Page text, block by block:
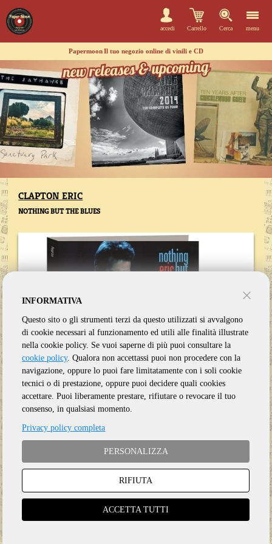
accedi Carrello Cerca menu
PapermoonIl tuo negozio online di vinili e CD
CLAPTON ERIC
NOTHING BUT THE BLUES
Genere:Blues
INFORMATIVA
Questo sito o gli strumenti terzi da questo utilizzati si avvalgono
di cookie necessari al funzionamento ed utili alle finalità illustrate
nella cookie policy. Se vuoi saperne di più puoi consultare la
cookie policy. Qualora non accettassi puoi non procedere con la
navigazione, oppure lo puoi fare limitatamente con i soli cookie
tecnici o di prestazione, oppure puoi decidere quali cookies
accettare. Puoi liberamente prestare, rifiutare o revocare il tuo
consenso, in qualsiasi momento.
Privacy policy completa
PERSONALIZZA
RIFIUTA
ACCETTA TUTTI